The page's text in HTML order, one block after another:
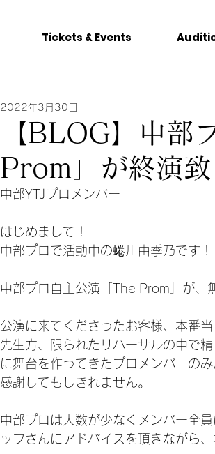
Tickets & Events
【BLOG】中部
Prom」が終演致
2022年3月30日
中部YTJプロメンバー
はじめまして！
中部プロで活動中の蜷川由季乃です！
中部プロ自主公演「The Prom」が、
公演に来てくださったお客様、本番
先生方、限られたリハーサルの中で
に舞台を作ってきたプロメンバーの
感謝してもしきれません。
中部プロは人数が少なくメンバー全
ッフさんにアドバイスを頂きながら